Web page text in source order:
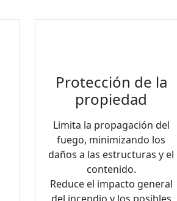
Protección de la
propiedad
Limita la propagación del
fuego, minimizando los
daños a las estructuras y el
contenido.
Reduce el impacto general